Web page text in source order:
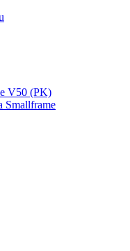
V50 (PK)
Smallframe